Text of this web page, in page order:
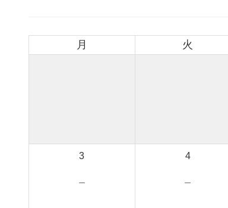
月 火
3
－
4
－